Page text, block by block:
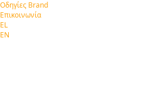
Οδηγίες Brand
Επικοινωνία
EL
EN